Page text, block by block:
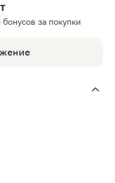
за покупки